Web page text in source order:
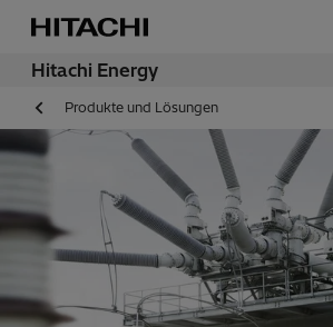
Hitachi Energy
Produkte und Lösungen